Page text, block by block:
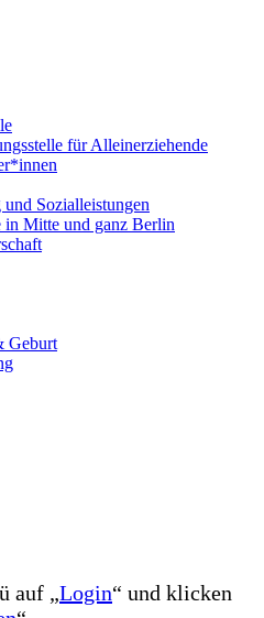
für Alleinerziehende
Sozialleistungen
in Mitte und ganz Berlin
Geburt
auf „Login“ und klicken